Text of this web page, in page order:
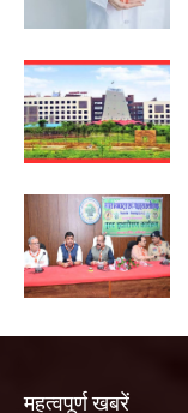
महत्वपूर्ण खबरें